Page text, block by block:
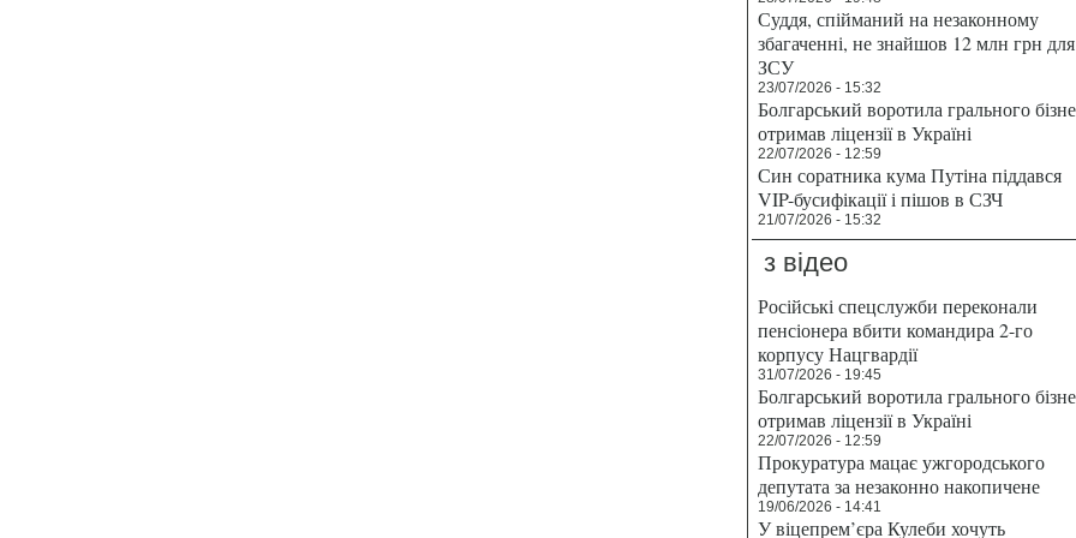
Суддя, спійманий на незаконному
збагаченні, не знайшов 12 млн грн для
ЗСУ
23/07/2026 - 15:32
Болгарський воротила грального
отримав ліцензії в Україні
22/07/2026 - 12:59
Син соратника кума Путіна піддався
VIP-бусифікації і пішов в СЗЧ
21/07/2026 - 15:32
з відео
Російські спецслужби переконали
пенсіонера вбити командира 2-го
корпусу Нацгвардії
31/07/2026 - 19:45
Болгарський воротила грального
отримав ліцензії в Україні
22/07/2026 - 12:59
Прокуратура мацає ужгородського
депутата за незаконно накопичене
19/06/2026 - 14:41
У віцепрем’єра Кулеби хочуть